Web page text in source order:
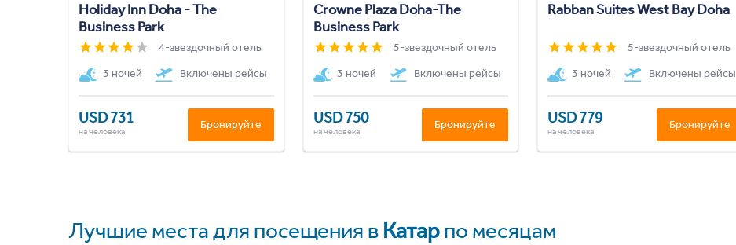
Holiday Inn Doha - The
Business Park
4-звездочный отель
3 ночей
Включены рейсы
USD 731
на человека
Бронируйте
Crowne Plaza Doha-The
Business Park
5-звездочный отель
3 ночей
Включены рейсы
USD 750
на человека
Бронируйте
Rabban Suites West Bay Doha
5-звездочный отель
3 ночей
Включены рейсы
USD 779
на человека
Бронируйте
Лучшие места для посещения в Катарпо месяцам